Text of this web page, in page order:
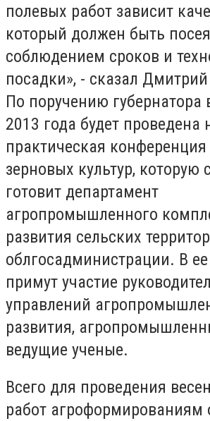
полевых работ зависит
который должен быть
соблюдением сроков и
посадки», - сказал
По поручению губернатора
2013 года будет проведена
практическая
зерновых культур, которую
готовит департамент
агропромышленного
развития сельских
облгосадминистрации. В ее
примут участие
управлений
развития,
ведущие ученые.
Всего для проведения
работ агроформированиям